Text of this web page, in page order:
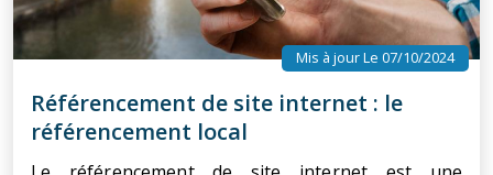
Mis à jour Le 07/10/2024
Référencement de site internet : le
référencement local